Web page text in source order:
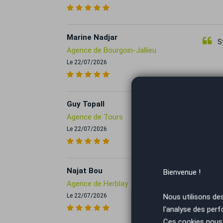
Marine Nadjar
Agence de Bourgoin-Jallieu
Le 22/07/2026
Guy Topall
Agence de Tours
Le 22/07/2026
Najat Bou
Agence de Herblay
Le 22/07/2026
et de
Bienvenue !
Nous utilisons
l'analyse des